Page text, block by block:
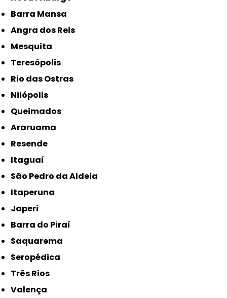
Barra Mansa
Angra dos Reis
Mesquita
Teresópolis
Rio das Ostras
Nilópolis
Queimados
Araruama
Resende
Itaguaí
São Pedro da Aldeia
Itaperuna
Japeri
Barra do Piraí
Saquarema
Seropédica
Três Rios
Valença